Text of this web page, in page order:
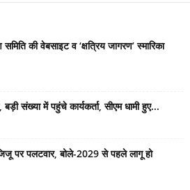
की वेबसाइट व ‘क्षत्रिय जागरण’ स्मारिका
बड़ी संख्या में पहुंचे कार्यकर्ता, सीएम धामी हुए...
पर पलटवार, बोले-2029 से पहले लागू हो